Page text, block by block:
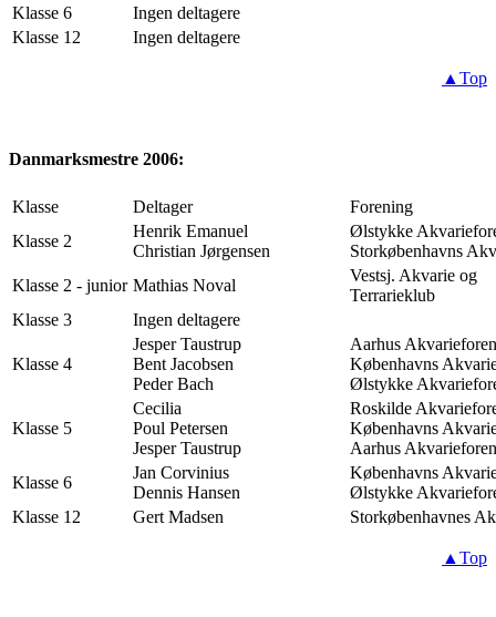
Klasse 6
Ingen deltagere
Klasse 12
Ingen deltagere
▲Top
Danmarksmestre 2006:
Klasse Deltager
Forening
Klasse 2
Henrik Emanuel
Christian Jørgensen
Ølstykke
Storkøbenhavns
Klasse 2 - junior Mathias Noval
Vestsj. Akvarie og
Terrarieklub
Klasse 3
Ingen deltagere
Klasse 4
Jesper Taustrup
Bent Jacobsen
Peder Bach
Aarhus
Københavns
Ølstykke
Klasse 5
Cecilia
Poul Petersen
Jesper Taustrup
Roskilde
Københavns
Aarhus
Klasse 6
Jan Corvinius
Dennis Hansen
Københavns
Ølstykke
Klasse 12
Gert Madsen Storkøbenhavnes
▲Top